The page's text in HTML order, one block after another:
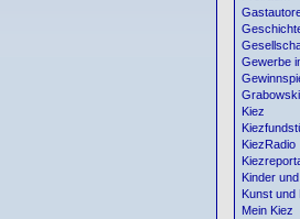
Gewerbe
Kiez
KiezRadio
Kinder
Kunst und
Mein Kiez